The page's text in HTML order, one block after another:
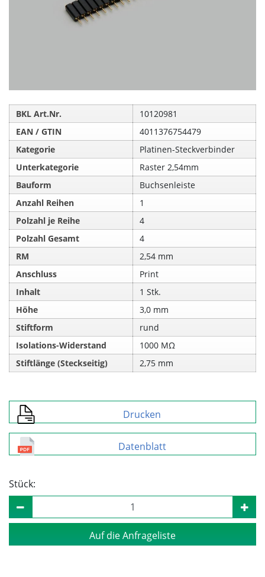
BKL Art.Nr.
10120981
EAN / GTIN
4011376754479
Kategorie
Platinen-Steckverbinder
Unterkategorie
Raster 2,54mm
Bauform
Buchsenleiste
Anzahl Reihen
1
Polzahl je Reihe
4
Polzahl Gesamt
4
RM
2,54 mm
Anschluss
Print
Inhalt
1 Stk.
Höhe
3,0 mm
Stiftform
rund
Isolations-Widerstand
1000 MΩ
Stiftlänge (Steckseitig)
2,75 mm
Drucken
Datenblatt
Stück:
Auf die Anfrageliste